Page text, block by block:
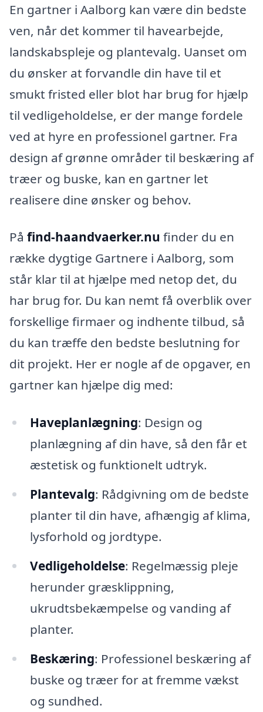
En gartner i Aalborg kan være din bedste
ven, når det kommer til havearbejde,
landskabspleje og plantevalg. Uanset om
du ønsker at forvandle din have til et
smukt fristed eller blot har brug for hjælp
til vedligeholdelse, er der mange fordele
ved at hyre en professionel gartner. Fra
design af grønne områder til beskæring af
træer og buske, kan en gartner let
realisere dine ønsker og behov.
På find-haandvaerker.nu finder du en
række dygtige Gartnere i Aalborg, som
står klar til at hjælpe med netop det, du
har brug for. Du kan nemt få overblik over
forskellige firmaer og indhente tilbud, så
du kan træffe den bedste beslutning for
dit projekt. Her er nogle af de opgaver, en
gartner kan hjælpe dig med:
Haveplanlægning: Design og
planlægning af din have, så den får et
æstetisk og funktionelt udtryk.
Plantevalg: Rådgivning om de bedste
planter til din have, afhængig af klima,
lysforhold og jordtype.
Vedligeholdelse: Regelmæssig pleje
herunder græsklippning,
ukrudtsbekæmpelse og vanding af
planter.
Beskæring: Professionel beskæring af
buske og træer for at fremme vækst
og sundhed.